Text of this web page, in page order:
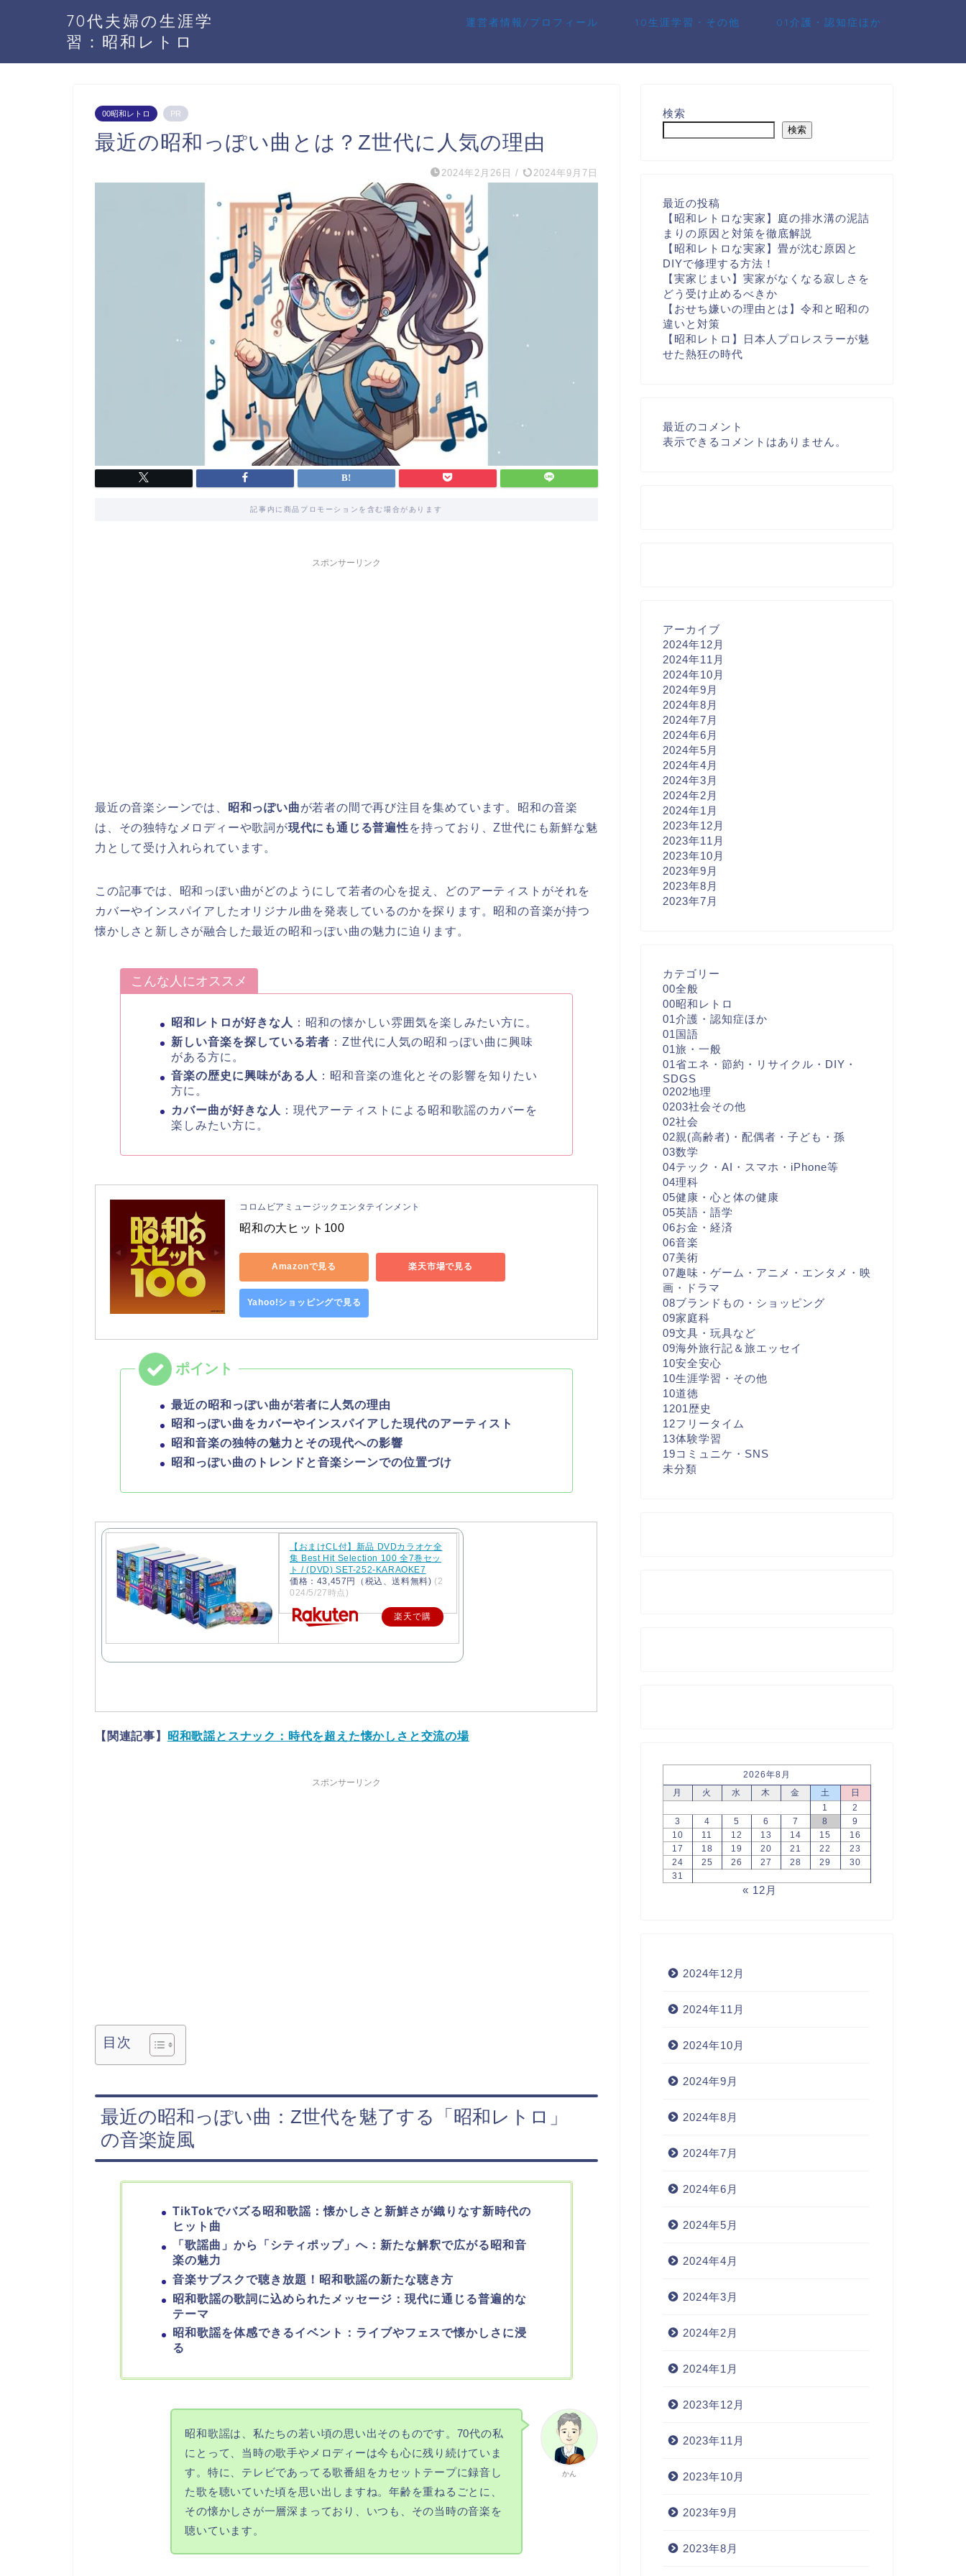
70代夫婦の生涯学
習：昭和レトロ
運営者情報/プロフィール 10生涯学習・その他 01介護・認知症ほか
00昭和レトロ PR
最近の昭和っぽい曲とは？Z世代に人気の理由
2024年2月26日 / 2024年9月7日
記事内に商品プロモーションを含む場合があります
スポンサーリンク
最近の音楽シーンでは、 昭和っぽい曲が若者の間で再び注目を集めています。昭和の音楽
は、その独特なメロディーや歌詞が現代にも通じる普遍性を持っており、Z世代にも新鮮な魅
力として受け入れられています。
この記事では、昭和っぽい曲がどのようにして若者の心を捉え、どのアーティストがそれを
カバーやインスパイアしたオリジナル曲を発表しているのかを探ります。昭和の音楽が持つ
懐かしさと新しさが融合した最近の昭和っぽい曲の魅力に迫ります。
こんな人にオススメ
昭和レトロが好きな人 ：昭和の懐かしい雰囲気を楽しみたい方に。
新しい音楽を探している若者 ：Z世代に人気の昭和っぽい曲に興味
がある方に。
音楽の歴史に興味がある人 ：昭和音楽の進化とその影響を知りたい
方に。
カバー曲が好きな人 ：現代アーティストによる昭和歌謡のカバーを
楽しみたい方に。
コロムビアミュージックエンタテインメント
昭和の大ヒット100
Amazonで見る 楽天市場で見る
Yahoo!ショッピングで見る
最近の昭和っぽい曲が若者に人気の理由
昭和っぽい曲をカバーやインスパイアした現代のアーティスト
昭和音楽の独特の魅力とその現代への影響
昭和っぽい曲のトレンドと音楽シーンでの位置づけ
【おまけCL付】新品 DVDカラオケ全
集 Best Hit Selection 100 全7巻セッ
ト / (DVD) SET-252-KARAOKE7
価格：43,457円（税込、送料無料) (2
024/5/27時点)
楽天で購
【関連記事】 昭和歌謡とスナック：時代を超えた懐かしさと交流の場
スポンサーリンク
目次
最近の昭和っぽい曲：Z世代を魅了する「昭和レトロ」
の音楽旋風
TikTokでバズる昭和歌謡：懐かしさと新鮮さが織りなす新時代の
ヒット曲
「歌謡曲」から「シティポップ」へ：新たな解釈で広がる昭和音
楽の魅力
音楽サブスクで聴き放題！昭和歌謡の新たな聴き方
昭和歌謡の歌詞に込められたメッセージ：現代に通じる普遍的な
テーマ
昭和歌謡を体感できるイベント：ライブやフェスで懐かしさに浸
る
かん
昭和歌謡は、私たちの若い頃の思い出そのものです。70代の私
にとって、当時の歌手やメロディーは今も心に残り続けていま
す。特に、テレビであってる歌番組をカセットテープに録音し
た歌を聴いていた頃を思い出しますね。年齢を重ねるごとに、
その懐かしさが一層深まっており、いつも、その当時の音楽を
聴いています。
検索
検索
最近の投稿
【昭和レトロな実家】庭の排水溝の泥詰
まりの原因と対策を徹底解説
【昭和レトロな実家】畳が沈む原因と
DIYで修理する方法！
【実家じまい】実家がなくなる寂しさを
どう受け止めるべきか
【おせち嫌いの理由とは】令和と昭和の
違いと対策
【昭和レトロ】日本人プロレスラーが魅
せた熱狂の時代
最近のコメント
表示できるコメントはありません。
アーカイブ
2024年12月
2024年11月
2024年10月
2024年9月
2024年8月
2024年7月
2024年6月
2024年5月
2024年4月
2024年3月
2024年2月
2024年1月
2023年12月
2023年11月
2023年10月
2023年9月
2023年8月
2023年7月
カテゴリー
00全般
00昭和レトロ
01介護・認知症ほか
01国語
01旅・一般
01省エネ・節約・リサイクル・DIY・
SDGS
0202地理
0203社会その他
02社会
02親(高齢者)・配偶者・子ども・孫
03数学
04テック・AI・スマホ・iPhone等
04理科
05健康・心と体の健康
05英語・語学
06お金・経済
06音楽
07美術
07趣味・ゲーム・アニメ・エンタメ・映
画・ドラマ
08ブランドもの・ショッピング
09家庭科
09文具・玩具など
09海外旅行記＆旅エッセイ
10安全安心
10生涯学習・その他
10道徳
1201歴史
12フリータイム
13体験学習
19コミュニケ・SNS
未分類
2026年8月
月
火 水 木 金 土
日
1
2
3
4 5 6 7 8
9
10
11 12 13 14 15
16
17
18 19 20 21 22
23
24
25 26 27 28 29
30
31
« 12月
2024年12月
2024年11月
2024年10月
2024年9月
2024年8月
2024年7月
2024年6月
2024年5月
2024年4月
2024年3月
2024年2月
2024年1月
2023年12月
2023年11月
2023年10月
2023年9月
2023年8月